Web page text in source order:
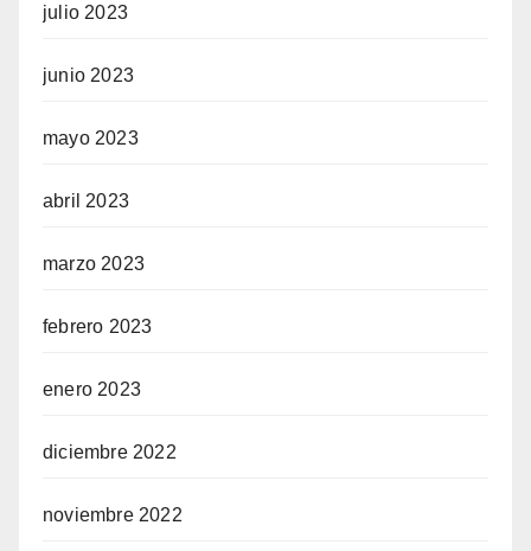
julio 2023
junio 2023
mayo 2023
abril 2023
marzo 2023
febrero 2023
enero 2023
diciembre 2022
noviembre 2022